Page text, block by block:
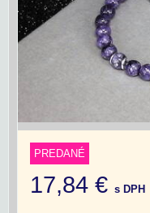
PREDANÉ
17,84 € s DPH